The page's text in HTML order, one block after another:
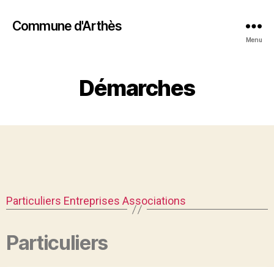
Commune d'Arthès
Menu
Démarches
Particuliers Entreprises Associations
Particuliers